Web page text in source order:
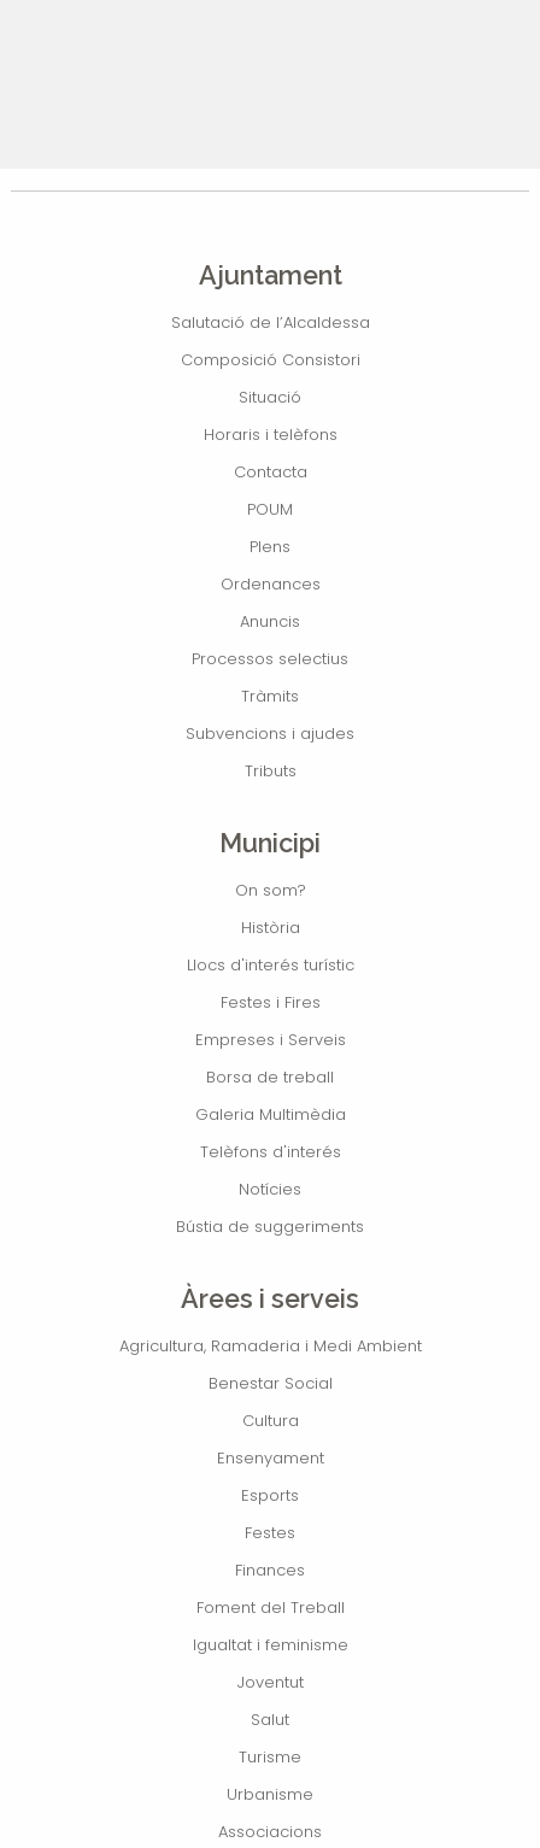
Ajuntament
Salutació de l’Alcaldessa
Composició Consistori
Situació
Horaris i telèfons
Contacta
POUM
Plens
Ordenances
Anuncis
Processos selectius
Tràmits
Subvencions i ajudes
Tributs
Municipi
On som?
Història
Llocs d'interés turístic
Festes i Fires
Empreses i Serveis
Borsa de treball
Galeria Multimèdia
Telèfons d'interés
Notícies
Bústia de suggeriments
Àrees i serveis
Agricultura, Ramaderia i Medi Ambient
Benestar Social
Cultura
Ensenyament
Esports
Festes
Finances
Foment del Treball
Igualtat i feminisme
Joventut
Salut
Turisme
Urbanisme
Associacions